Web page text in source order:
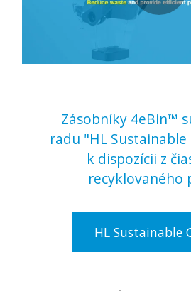
Zásobníky 4eBin™
radu "HL Sustainable
k dispozícii z
recyklovaného
HL Sustainable